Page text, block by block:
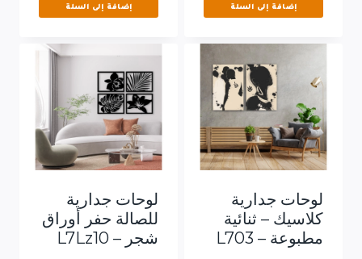
إضافة إلى السلة إضافة إلى السلة
لوحات جدارية
كلاسيك – ثنائية
مطبوعة – L703
لوحات جدارية
للصالة حفر أوراق
شجر – L7Lz10